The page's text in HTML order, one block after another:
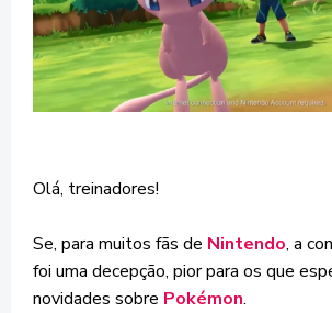
Olá, treinadores!
Se, para muitos fãs de Nintendo, a
foi uma decepção, pior para os que
novidades sobre Pokémon.